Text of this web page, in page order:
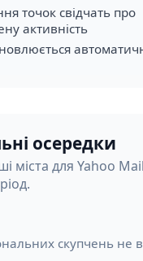
точок свідчать про
активність
осередки
міста для Yahoo
скупчень не